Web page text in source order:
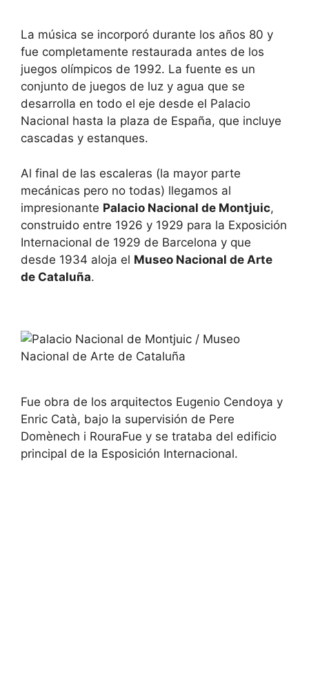
La música se incorporó durante los años 80 y
fue completamente restaurada antes de los
juegos olímpicos de 1992. La fuente es un
conjunto de juegos de luz y agua que se
desarrolla en todo el eje desde el Palacio
Nacional hasta la plaza de España, que incluye
cascadas y estanques.
Al final de las escaleras (la mayor parte
mecánicas pero no todas) llegamos al
impresionante Palacio Nacional de Montjuic,
construido entre 1926 y 1929 para la Exposición
Internacional de 1929 de Barcelona y que
desde 1934 aloja el Museo Nacional de Arte
de Cataluña.
Fue obra de los arquitectos Eugenio Cendoya y
Enric Catà, bajo la supervisión de Pere
Domènech i RouraFue y se trataba del edificio
principal de la Esposición Internacional.